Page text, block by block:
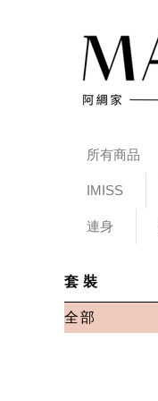
所有商品
IMISS
連身
套裝
全部